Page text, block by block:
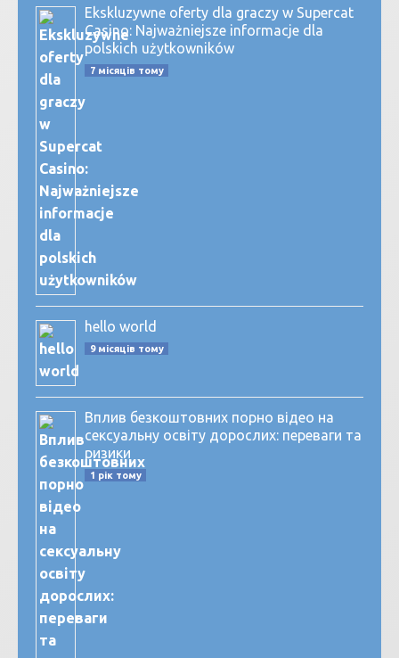
Ekskluzywne oferty dla graczy w Supercat
Casino: Najważniejsze informacje dla
polskich użytkowników
7 місяців тому
hello world
9 місяців тому
Вплив безкоштовних порно відео на
сексуальну освіту дорослих: переваги та
ризики
1 рік тому